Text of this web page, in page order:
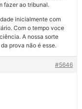
fazer ao tribunal.
inicialmente com
Com o tempo voce
A nossa sorte
prova não é esse.
#5646